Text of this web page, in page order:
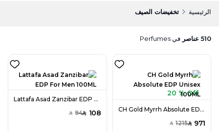
الرئيسية تخفيضات الصيف
510 عناصر في Perfumes
20 % Off
CH Gold Myrrh Absolute EDP Unisex 100ML
SAR 971
SAR 1215
Lattafa Asad Zanzibar EDP For Men 100ML
SAR 108
SAR 94